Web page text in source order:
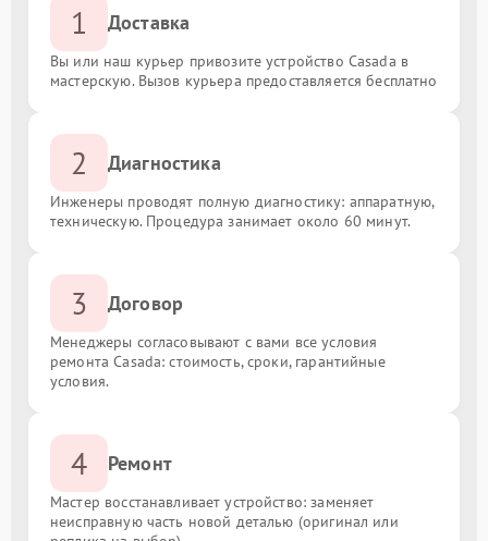
1 Доставка
Вы или наш курьер привозите устройство Casada в
мастерскую. Вызов курьера предоставляется бесплатно
2 Диагностика
Инженеры проводят полную диагностику: аппаратную,
техническую. Процедура занимает около 60 минут.
3 Договор
Менеджеры согласовывают с вами все условия
ремонта Casada: стоимость, сроки, гарантийные
условия.
4 Ремонт
Мастер восстанавливает устройство: заменяет
неисправную часть новой деталью (оригинал или